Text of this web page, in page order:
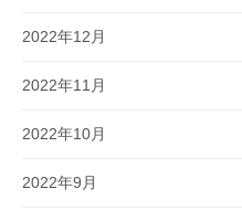
2022年12月
2022年11月
2022年10月
2022年9月